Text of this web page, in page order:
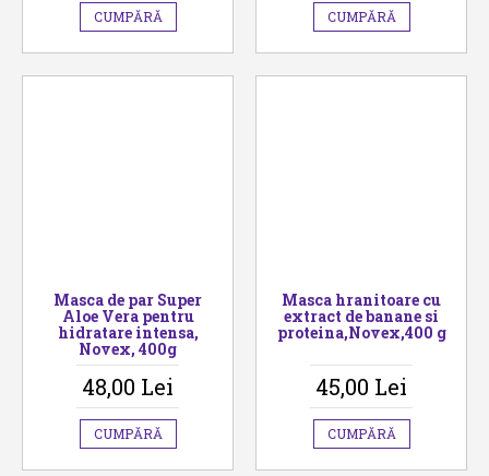
CUMPĂRĂ CUMPĂRĂ
Masca de par Super
Aloe Vera pentru
hidratare intensa,
Novex, 400g
48,00 Lei
CUMPĂRĂ
Masca hranitoare cu
extract de banane si
proteina,Novex,400 g
45,00 Lei
CUMPĂRĂ